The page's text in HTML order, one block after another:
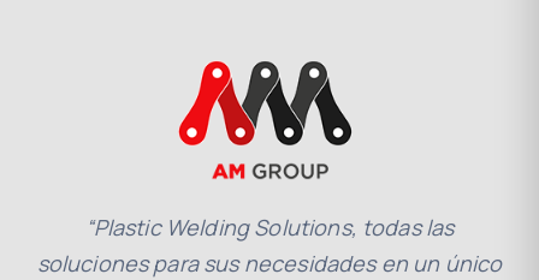
“Plastic Welding Solutions, todas las
soluciones para sus necesidades en un único